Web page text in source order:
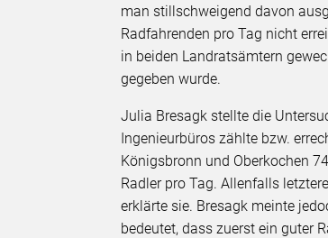
man stillschweigend davon
Radfahrenden pro Tag nicht
in beiden Landratsämtern
gegeben wurde.
Julia Bresagk stellte die
Ingenieurbüros zählte bzw.
Königsbronn und Oberkochen
Radler pro Tag. Allenfalls
erklärte sie. Bresagk meinte
bedeutet, dass zuerst ein guter